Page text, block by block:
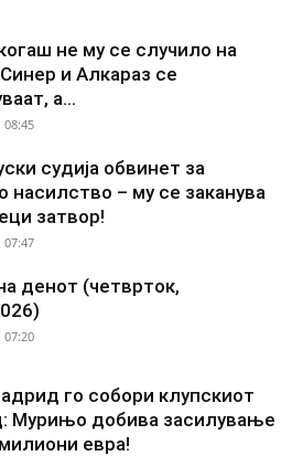
не му се случило на
и Алкараз се
а...
08:45
судија обвинет за
насилство – му се заканува
затвор!
07:47
денот (четврток,
07:20
го собори клупскиот
Мурињо добива засилување
евра!